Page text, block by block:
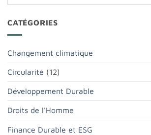
CATÉGORIES
Changement climatique
Circularité (12)
Développement Durable
Droits de l'Homme
Finance Durable et ESG